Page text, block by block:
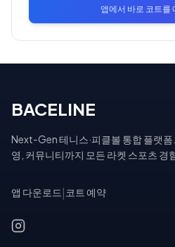
앱에서 바로 코트를
BACELINE
Next-Gen 테니스·피클볼 통합 플랫폼
영, 커뮤니티까지 모든 라켓 스포츠 경
앱 다운로드 코트 예약